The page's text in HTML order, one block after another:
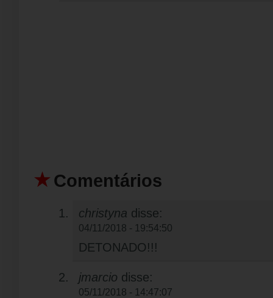
Comentários
christyna disse:
04/11/2018 - 19:54:50
DETONADO!!!
jmarcio disse:
05/11/2018 - 14:47:07